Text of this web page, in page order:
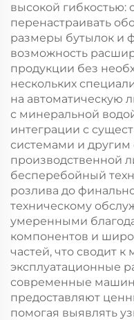
высокой гибкостью:
перенастраивать
размеры бутылок и
возможность
продукции без
нескольких
на автоматическую
с минеральной
интеграции с
системами и
производственной
бесперебойный
розлива до
техническому
умеренными
компонентов и
частей, что сводит
эксплуатационные
современные
предоставляют
помогая выявлять